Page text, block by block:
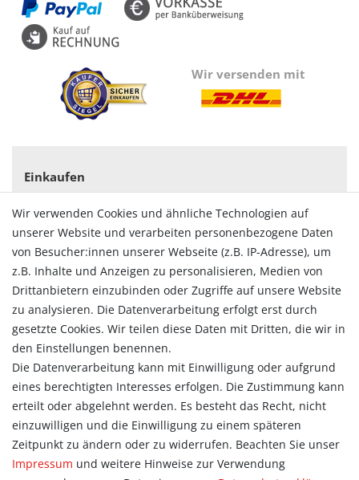
Wir versenden mit
Einkaufen
Zahlungsarten
Versandarten & -kosten
Widerrufsrecht
Vertrag widerrufen
Konto
Login
Registrieren
Warenkorb
Zur Kasse
Allgemein
Kontakt
Datenschutzerklärung
AGB
Impressum
Wir verwenden Cookies und ähnliche Technologien auf
unserer Website und verarbeiten personenbezogene Daten
von Besucher:innen unserer Webseite (z.B. IP-Adresse), um
z.B. Inhalte und Anzeigen zu personalisieren, Medien von
Drittanbietern einzubinden oder Zugriffe auf unsere Website
zu analysieren. Die Datenverarbeitung erfolgt erst durch
gesetzte Cookies. Wir teilen diese Daten mit Dritten, die wir in
den Einstellungen benennen.
Die Datenverarbeitung kann mit Einwilligung oder aufgrund
eines berechtigten Interesses erfolgen. Die Zustimmung kann
erteilt oder abgelehnt werden. Es besteht das Recht, nicht
einzuwilligen und die Einwilligung zu einem späteren
Zeitpunkt zu ändern oder zu widerrufen. Beachten Sie unser
Impressum und weitere Hinweise zur Verwendung